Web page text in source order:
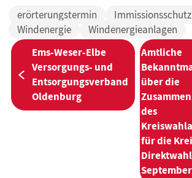
erörterungstermin Immissionsschutz
Windenergie
Windenergieanlagen
BEITRAGSNAVIGATION
Vorherige:
Ems-Weser-Elbe
Versorgungs- und
Entsorgungsverband
Oldenburg
Amtliche
über die
des
für die